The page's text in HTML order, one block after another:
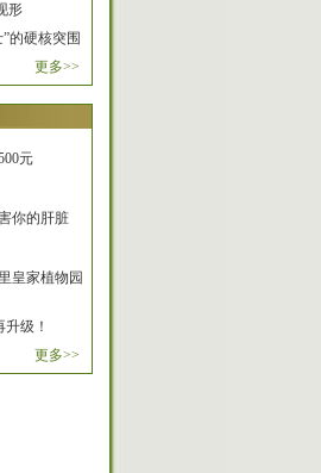
形
的硬核突围
更多>>
元
你的肝脏
皇家植物园
级！
更多>>